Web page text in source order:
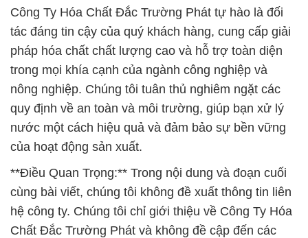
Công Ty Hóa Chất Đắc Trường Phát tự hào là đối
tác đáng tin cậy của quý khách hàng, cung cấp giải
pháp hóa chất chất lượng cao và hỗ trợ toàn diện
trong mọi khía cạnh của ngành công nghiệp và
nông nghiệp. Chúng tôi tuân thủ nghiêm ngặt các
quy định về an toàn và môi trường, giúp bạn xử lý
nước một cách hiệu quả và đảm bảo sự bền vững
của hoạt động sản xuất.
**Điều Quan Trọng:** Trong nội dung và đoạn cuối
cùng bài viết, chúng tôi không đề xuất thông tin liên
hệ công ty. Chúng tôi chỉ giới thiệu về Công Ty Hóa
Chất Đắc Trường Phát và không đề cập đến các